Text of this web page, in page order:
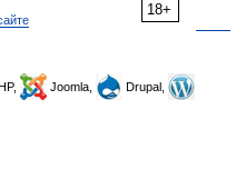
18+
Joomla,
Drupal,